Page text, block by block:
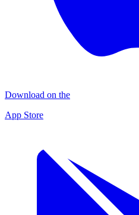
Download on the
App Store